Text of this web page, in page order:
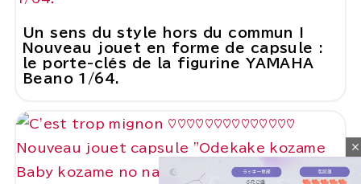
Un sens du style hors du commun !
Nouveau jouet en forme de capsule :
le porte-clés de la figurine YAMAHA
Beano 1/64.